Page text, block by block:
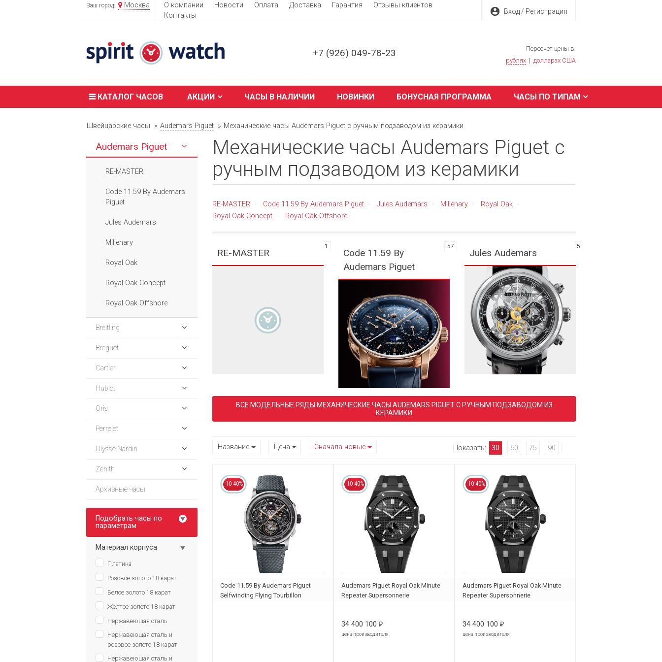
Ваш город: Москва О компании Новости Оплата Доставка Гарантия
Отзывы клиентов
Контакты
account_circle Вход / Регистрация
+7 (926) 049-78-23
Пересчет цены в:
рублях | долларах США
КАТАЛОГ ЧАСОВ АКЦИИ ЧАСЫ В НАЛИЧИИ НОВИНКИ БОНУСНАЯ ПРОГРАММА ЧАСЫ ПО ТИПАМ
Швейцарские часы Audemars Piguet Механические часы Audemars Piguet с ручным подзаводом из керамики
Audemars Piguet
RE-MASTER
Code 11.59 By Audemars
Piguet
Jules Audemars
Millenary
Royal Oak
Royal Oak Concept
Royal Oak Offshore
Breitling
Breguet
Cartier
Hublot
Oris
Perrelet
Ulysse Nardin
Zenith
Архивные часы
Подобрать часы по
параметрам
Материал корпуса
Платина
Розовое золото 18 карат
Белое золото 18 карат
Желтое золото 18 карат
Нержавеющая сталь
Нержавеющая сталь и
розовое золото 18 карат
Нержавеющая сталь и
Механические часы Audemars Piguet с
ручным подзаводом из керамики
RE-MASTER - Code 11.59 By Audemars Piguet - Jules Audemars - Millenary - Royal Oak -
Royal Oak Concept - Royal Oak Offshore
RE-MASTER
1
Code 11.59 By
Audemars Piguet
57
Jules Audemars
5
ВСЕ МОДЕЛЬНЫЕ РЯДЫ МЕХАНИЧЕСКИЕ ЧАСЫ AUDEMARS PIGUET С РУЧНЫМ ПОДЗАВОДОМ ИЗ
КЕРАМИКИ
Название Цена Сначала новые Показать: 30 60 75 90
10-40%
Code 11.59 By Audemars Piguet
Selfwinding Flying Tourbillon
10-40%
Audemars Piguet Royal Oak Minute
Repeater Supersonnerie
34 400 100 ₽
цена производителя
10-40%
Audemars Piguet Royal Oak Minute
Repeater Supersonnerie
34 400 100 ₽
цена производителя